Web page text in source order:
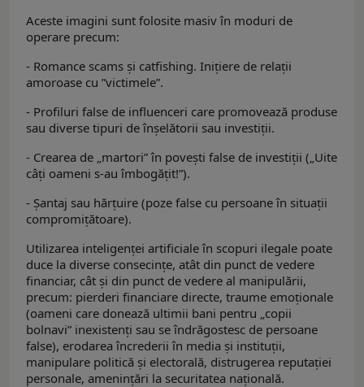
Aceste imagini sunt folosite masiv în moduri de
operare precum:
- Romance scams și catfishing. Inițiere de relații
amoroase cu ”victimele”.
- Profiluri false de influenceri care promovează produse
sau diverse tipuri de înșelătorii sau investiții.
- Crearea de „martori” în povești false de investiții („Uite
câți oameni s-au îmbogățit!”).
- Șantaj sau hărțuire (poze false cu persoane în situații
compromițătoare).
Utilizarea inteligenței artificiale în scopuri ilegale poate
duce la diverse consecințe, atât din punct de vedere
financiar, cât și din punct de vedere al manipulării,
precum: pierderi financiare directe, traume emoționale
(oameni care donează ultimii bani pentru „copii
bolnavi” inexistenți sau se îndrăgostesc de persoane
false), erodarea încrederii în media și instituții,
manipulare politică și electorală, distrugerea reputației
personale, amenințări la securitatea națională.